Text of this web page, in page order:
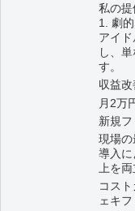
私の提
1. 劇
アイ
し、
す。
収益
月2万
新規フ
現場
導入に
上を両
コス
ェキ